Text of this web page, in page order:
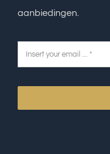
aanbiedingen.